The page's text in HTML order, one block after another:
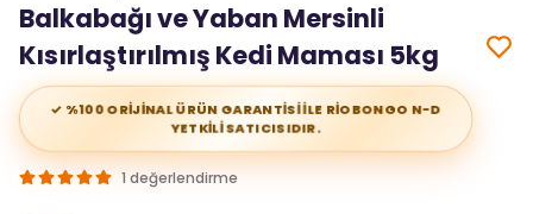
Balkabağı ve Yaban Mersinli
Kısırlaştırılmış Kedi Maması 5kg
✓ %100 ORİJİNAL ÜRÜN GARANTİSİ İLE RİOBONGO N-D
YETKİLİ SATICISIDIR.
1 değerlendirme